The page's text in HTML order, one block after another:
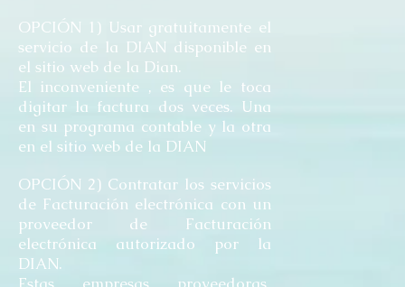
OPCIÓN 1) Usar gratuitamente el
servicio de la DIAN disponible en
el sitio web de la Dian.
El inconveniente , es que le toca
digitar la factura dos veces. Una
en su programa contable y la otra
en el sitio web de la DIAN
OPCIÓN 2) Contratar los servicios
de Facturación electrónica con un
proveedor de Facturación
electrónica autorizado por la
DIAN.